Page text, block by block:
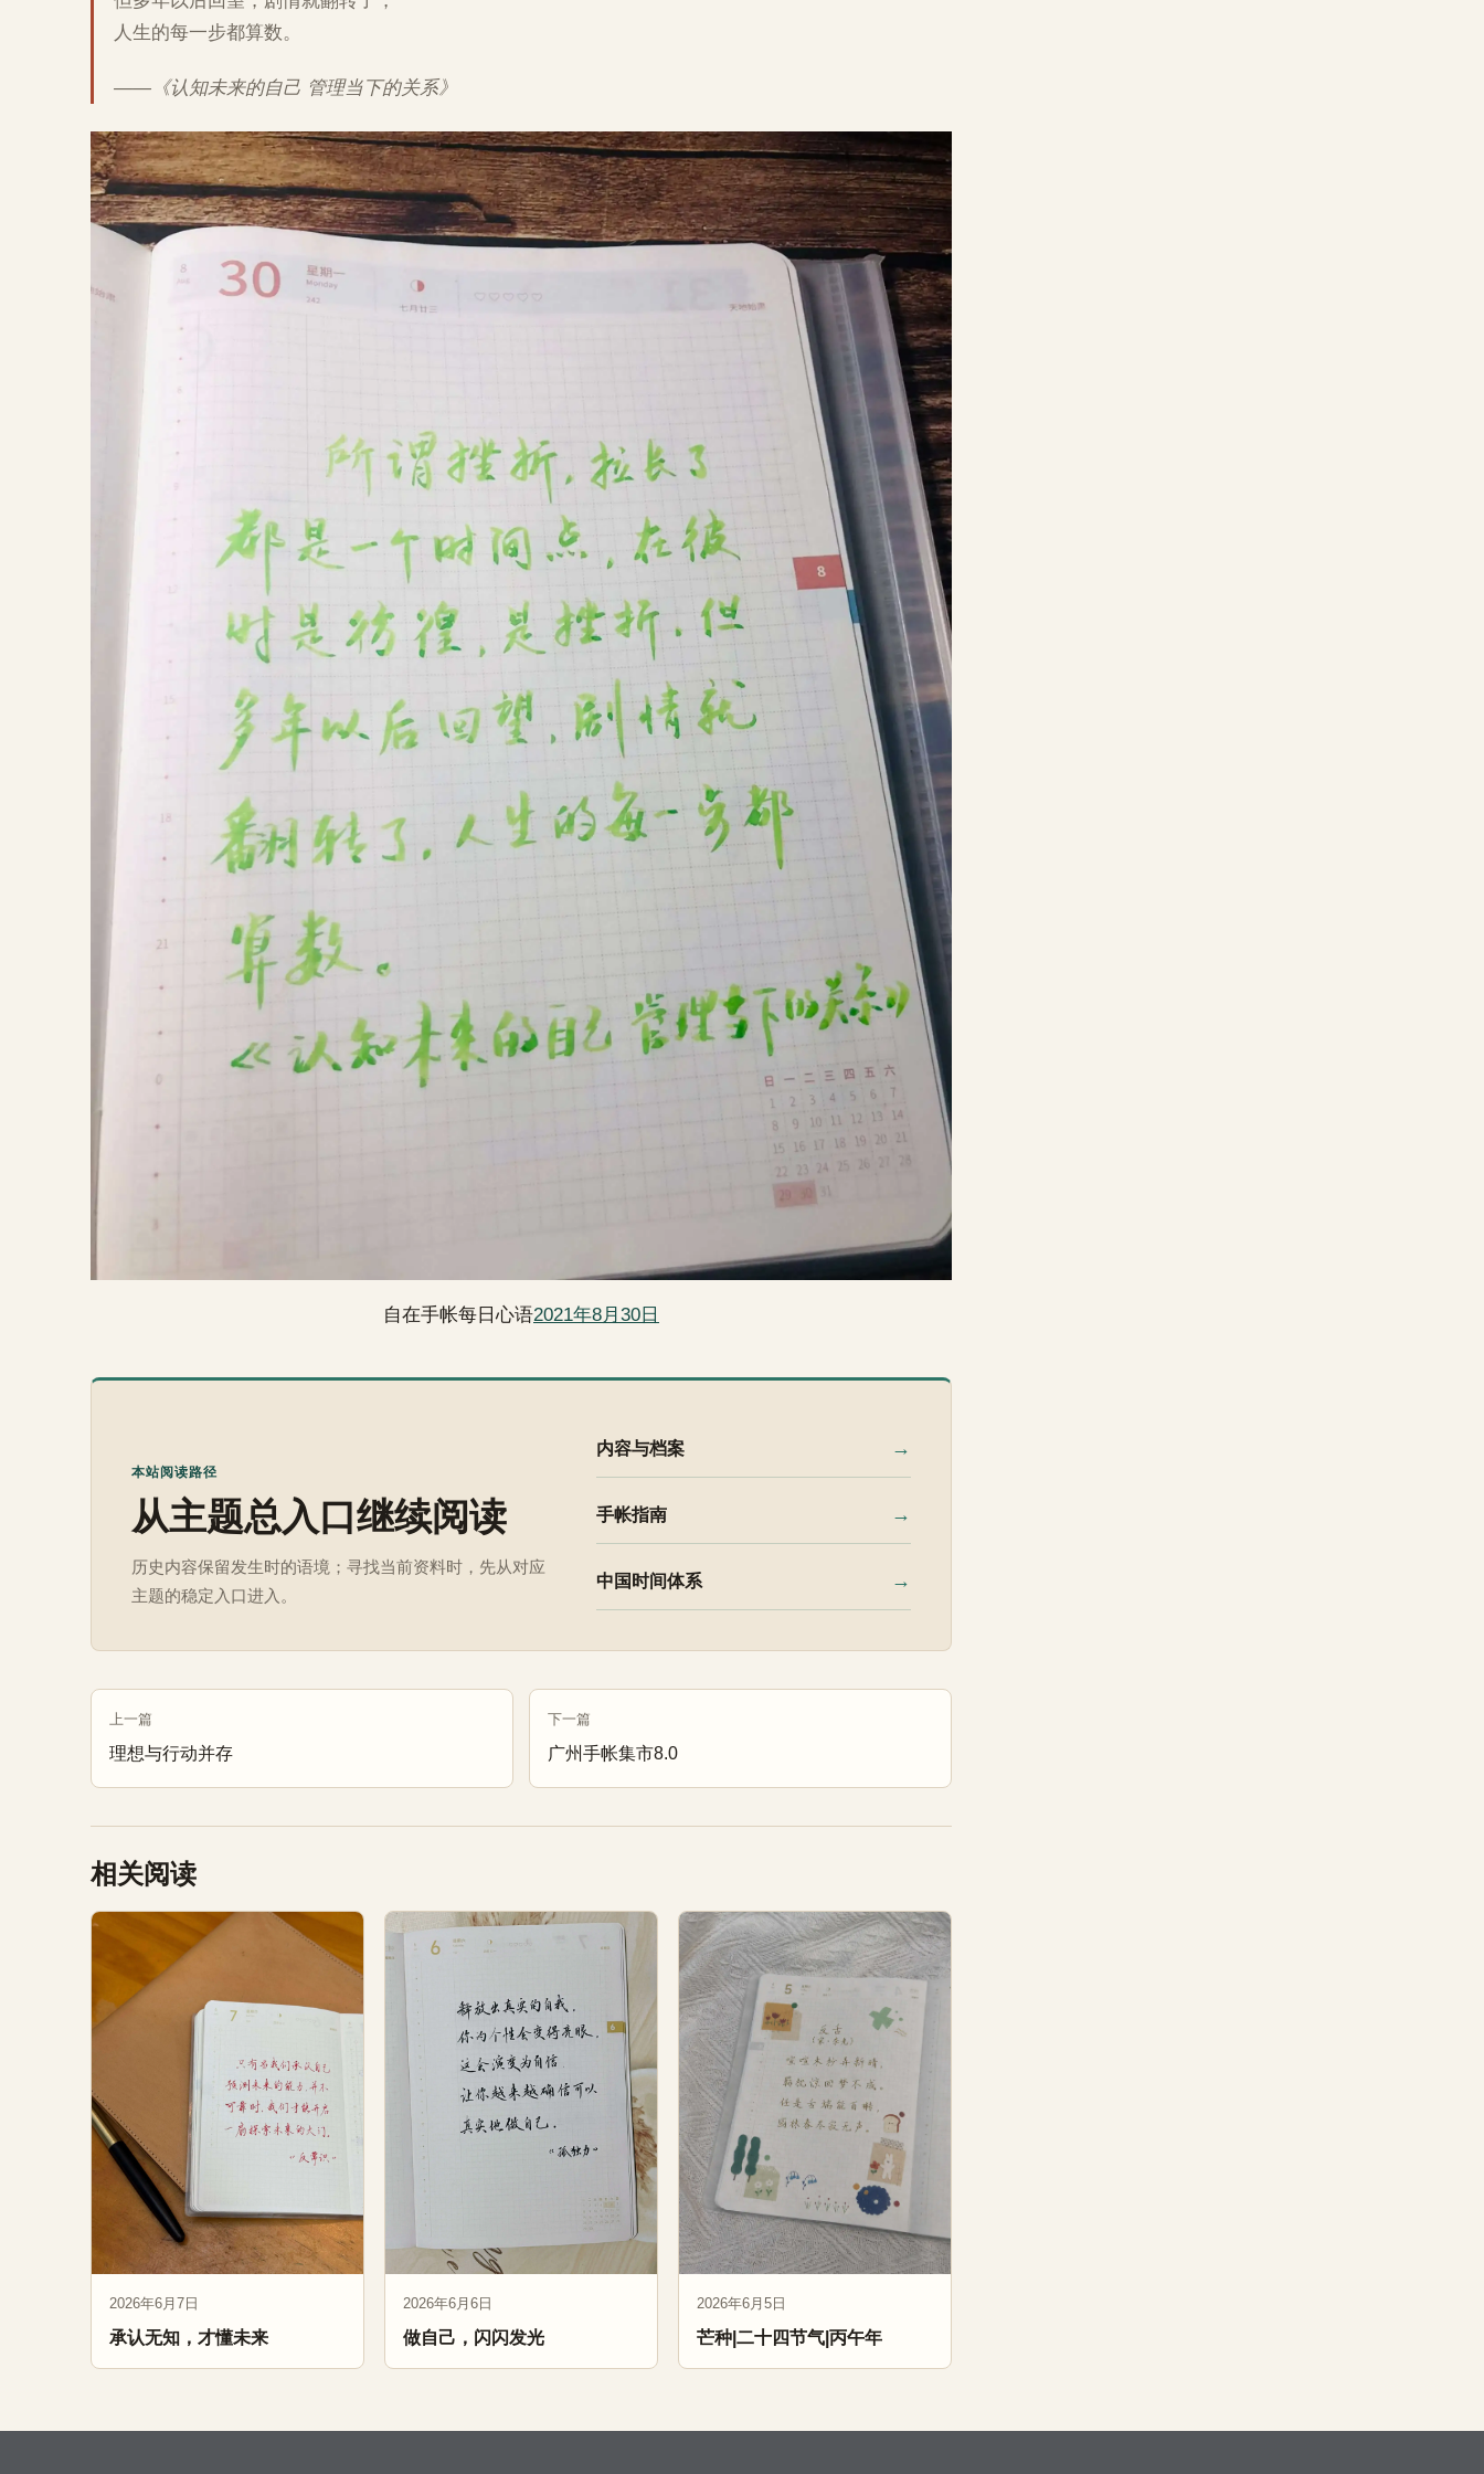
人生的每一步都算数。
——《认知未来的自己 管理当下的关系》
自在手帐每日心语2021年8月30日
本站阅读路径
从主题总入口继续阅读
历史内容保留发生时的语境；寻找当前资料时，先从对应
主题的稳定入口进入。
内容与档案 →
手帐指南 →
中国时间体系 →
上一篇
理想与行动并存
下一篇
广州手帐集市8.0
相关阅读
2026年6月7日
承认无知，才懂未来
2026年6月6日
做自己，闪闪发光
2026年6月5日
芒种|二十四节气|丙午年